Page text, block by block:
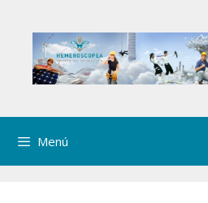
contenido
Menú